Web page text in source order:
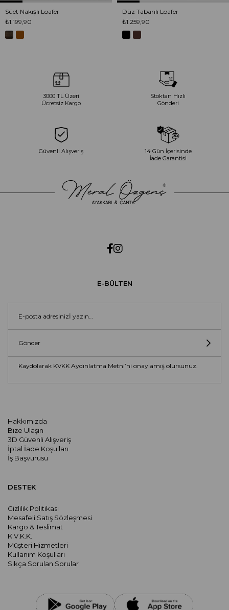
Süet Nakışlı Loafer
₺1.199,90
Düz Tabanlı Loafer
₺1.259,90
3000 TL Üzeri
Ücretsiz Kargo
Stoktan Hızlı
Gönderi
Güvenli Alışveriş
14 Gün İçerisinde
İade Garantisi
Hakkımızda
Bize Ulaşın
3D Güvenli Alışveriş
İptal İade Koşulları
İş Başvurusu
E-BÜLTEN
Gönder
Kaydolarak KVKK Aydınlatma Metni’ni onaylamış olursunuz.
DESTEK
Gizlilik Politikası
Mesafeli Satış Sözleşmesi
Kargo & Teslimat
K.V.K.K.
Müşteri Hizmetleri
Kullanım Koşulları
Sıkça Sorulan Sorular